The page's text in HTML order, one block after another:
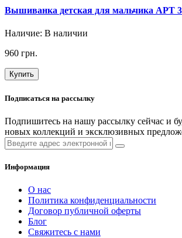
Вышиванка детская для мальчика АРТ
Наличие: В наличии
960 грн.
Купить
Подписаться на рассылку
Подпишитесь на нашу рассылку сейчас и
новых коллекций и эксклюзивных
Информация
О нас
Политика конфиденциальности
Договор публичной оферты
Блог
Свяжитесь с нами